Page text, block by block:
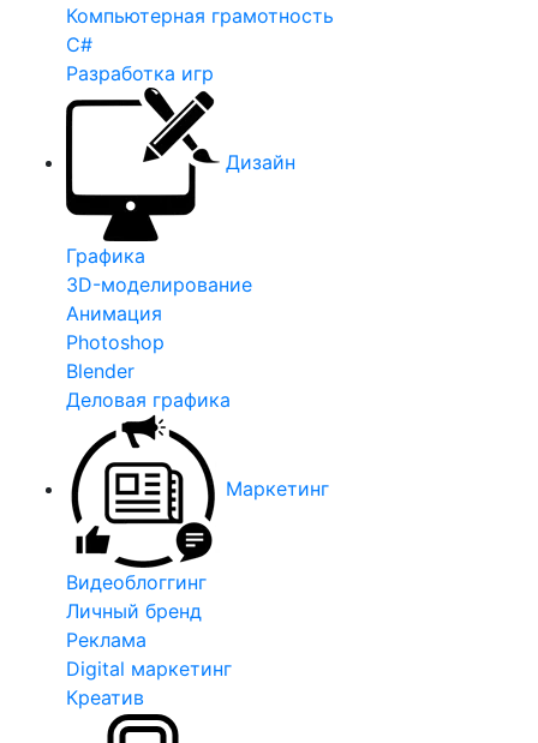
Компьютерная грамотность
C#
Разработка игр
Дизайн
Графика
3D-моделирование
Анимация
Photoshop
Blender
Деловая графика
Маркетинг
Видеоблоггинг
Личный бренд
Реклама
Digital маркетинг
Креатив